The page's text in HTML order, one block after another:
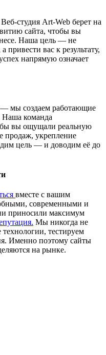
студия Art-Web берет на
сайта, чтобы вы
Наша цель — не
привести вас к результату,
напрямую означает
мы создаем работающие
Наша команда
вы ощущали реальную
продаж, укрепление
цель — и доводим её до
вместе с вашим
современными и
приносили максимум
Мы никогда не
тестируем
Именно поэтому сайты
на рынке.